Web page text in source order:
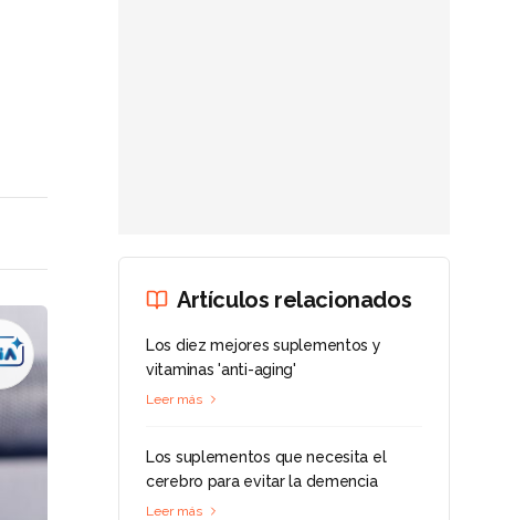
Artículos relacionados
Los diez mejores suplementos y
vitaminas 'anti-aging'
Leer más
Los suplementos que necesita el
cerebro para evitar la demencia
Leer más